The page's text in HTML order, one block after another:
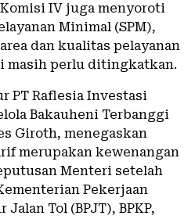
IV juga menyoroti
Minimal (SPM),
dan kualitas pelayanan
masih perlu ditingkatkan.
PT Raflesia Investasi
Bakauheni Terbanggi
Giroth, menegaskan
merupakan kewenangan
Menteri setelah
Pekerjaan
Tol (BPJT), BPKP,